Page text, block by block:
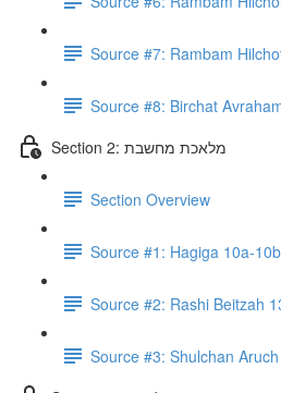
Section 2: מלאכת מחשבת
Section Overview